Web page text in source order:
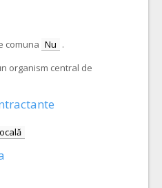
comuna Nu .
organism central de